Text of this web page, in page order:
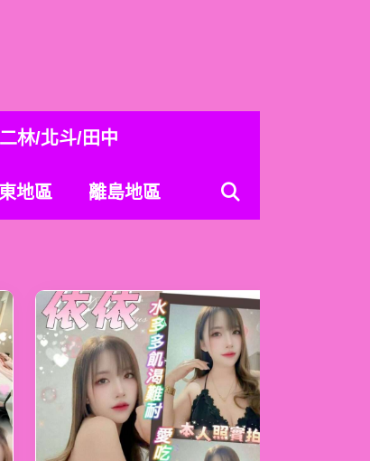
林/北斗/田中
地區 離島地區